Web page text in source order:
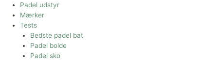
Padel udstyr
Mærker
Tests
Bedste padel bat
Padel bolde
Padel sko